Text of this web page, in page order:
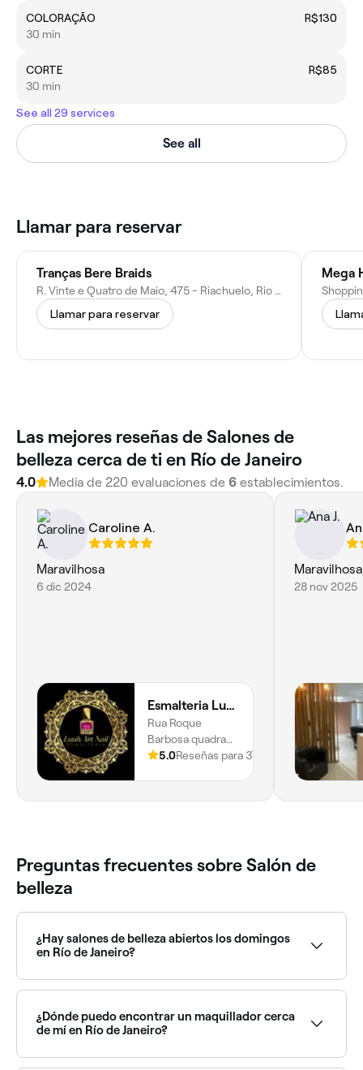
COLORAÇÃO
R$130
30 min
CORTE
R$85
30 min
See all 29 services
See all
Llamar para reservar
Tranças Bere Braids
R. Vinte e Quatro de Maio, 475 - Riachuelo, Rio de Janeiro - RJ, 20950-090, Brazil
Llamar para reservar
Mega
Las mejores reseñas de Salones de
belleza cerca de ti en Río de Janeiro
4.0 Media de 220 evaluaciones de 6 establecimientos.
Caroline A.
Maravilhosa
6 dic 2024
Esmalteria Luuh Art Nail
Rua Roque
Barbosa quadra
652, Lote 9,
425
5.0Reseñas para 37
28 nov 2025
Preguntas frecuentes sobre Salón de
belleza
¿Hay salones de belleza abiertos los domingos
en Río de Janeiro?
salones cerca de ti con disponibilidad los domingos y
confirma tu cita en segundos.
¿Dónde puedo encontrar un maquillador cerca
de mí en Río de Janeiro?